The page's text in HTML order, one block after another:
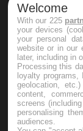
Welcome
With our 225
your devices
your personal
website or in our
later, including in
Processing this
loyalty programs,
geolocation,
content,
screens
personalising
audiences.